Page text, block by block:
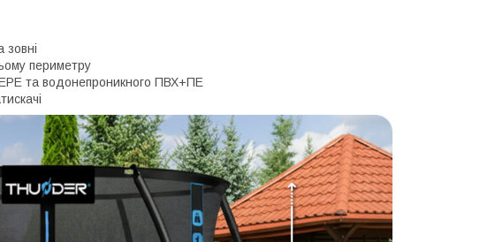
зовні
периметру
та водонепроникного ПВХ+ПЕ